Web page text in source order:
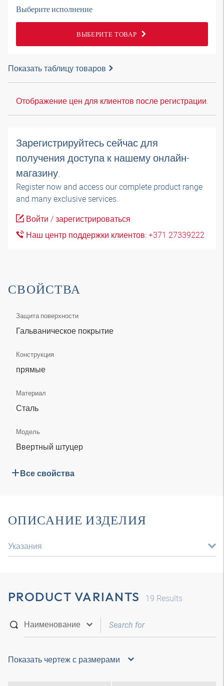
Выберите исполнение
ВЫБЕРИТЕ ТОВАР
Показать таблицу товаров
Отображение цен для клиентов после регистрации.
Зарегистрируйтесь сейчас для
получения доступа к нашему онлайн-
магазину.
Register now and access our complete product range
and many exclusive services.
Войти / зарегистрироваться
Наш центр поддержки клиентов: +371 27339222
СВОЙСТВА
Защита поверхности
Гальваническое покрытие
Конструкция
прямые
Материал
Сталь
Модель
Ввертный штуцер
Все свойства
ОПИСАНИЕ ИЗДЕЛИЯ
Указания
PRODUCT VARIANTS 19 Results
Показать чертеж с размерами